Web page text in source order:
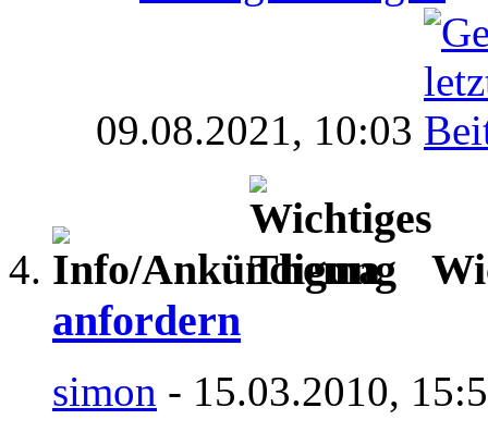
09.08.2021, 10:03
anfordern
simon - 15.03.2010,